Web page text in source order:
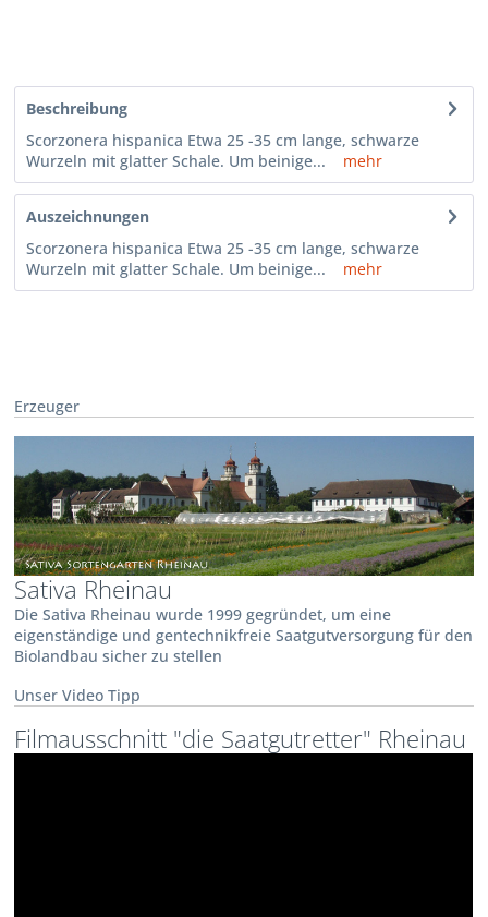
Beschreibung
Scorzonera hispanica Etwa 25 -35 cm lange, schwarze
Wurzeln mit glatter Schale. Um beinige...
mehr
Auszeichnungen
Scorzonera hispanica Etwa 25 -35 cm lange, schwarze
Wurzeln mit glatter Schale. Um beinige...
mehr
Erzeuger
Sativa Rheinau
Die Sativa Rheinau wurde 1999 gegründet, um eine
eigenständige und gentechnikfreie Saatgutversorgung für den
Biolandbau sicher zu stellen
Unser Video Tipp
Filmausschnitt "die Saatgutretter" Rheinau